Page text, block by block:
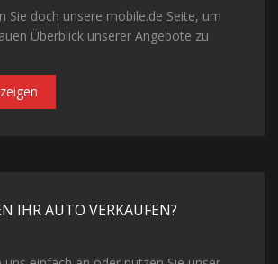
Sie doch unsere mobile.de Seite, um
Überblick unserer Angebote zu
IHR AUTO VERKAUFEN?